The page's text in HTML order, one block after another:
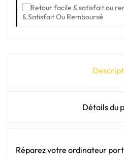
& Satisfait Ou Remboursé
Détails du
Réparez votre ordinateur